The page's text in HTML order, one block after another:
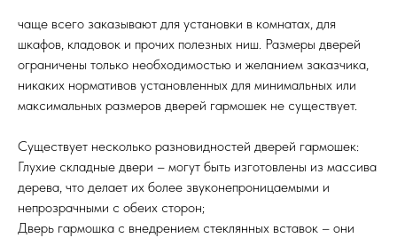
чаще всего заказывают для установки в комнатах, для
шкафов, кладовок и прочих полезных ниш. Размеры дверей
ограничены только необходимостью и желанием заказчика,
никаких нормативов установленных для минимальных или
максимальных размеров дверей гармошек не существует.
Существует несколько разновидностей дверей гармошек:
Глухие складные двери – могут быть изготовлены из массива
дерева, что делает их более звуконепроницаемыми и
непрозрачными с обеих сторон;
Дверь гармошка с внедрением стеклянных вставок – они